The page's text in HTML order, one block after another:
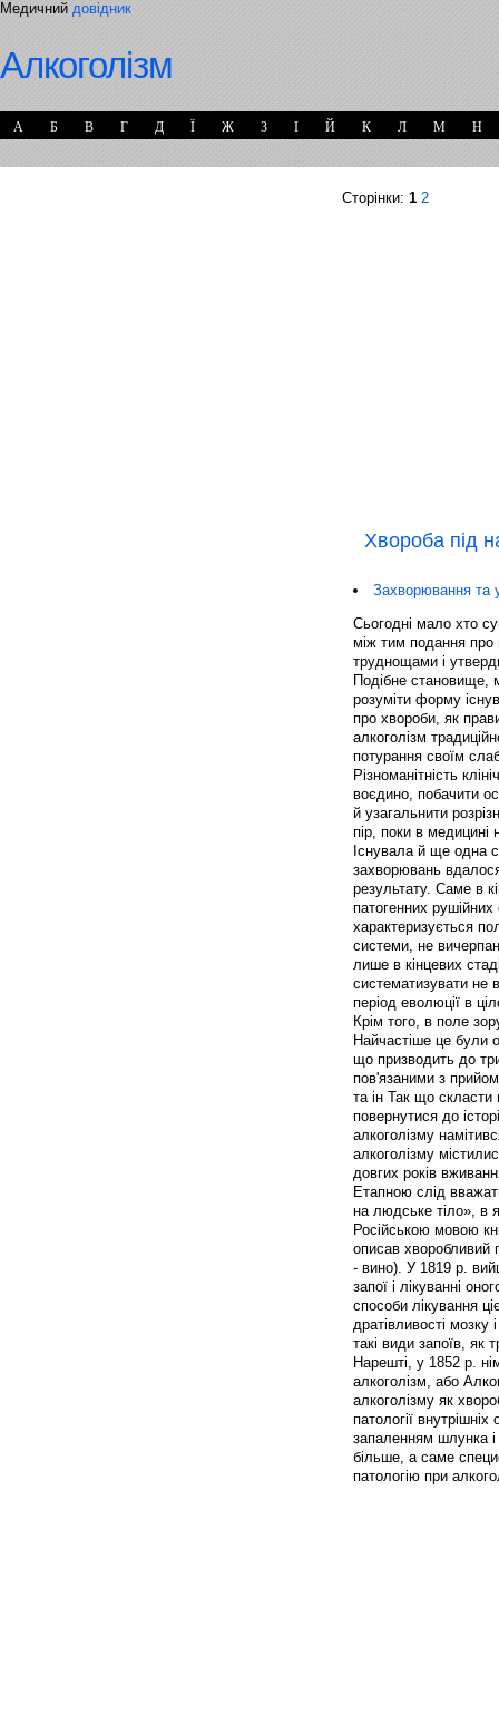
Медичний довідник
Алкоголізм
А Б В Г Д Ї Ж З І Й К Л М Н
Сторінки: 1 2
Хвороба під
Захворювання та
Сьогодні мало хто
між тим подання про
труднощами і
Подібне становище,
розуміти форму
про хвороби, як
алкоголізм
потурання своїм
Різноманітність
воєдино, побачити
й узагальнити
пір, поки в медицині
Існувала й ще одна
захворювань
результату. Саме в
патогенних
характеризується
системи, не
лише в кінцевих
систематизувати не
період еволюції в
Крім того, в поле
Найчастіше це були
що призводить до
пов'язаними з
та ін Так що
повернутися до
алкоголізму
алкоголізму
довгих років
Етапною слід
на людське тіло», в
Російською мовою
описав хворобливий
- вино). У 1819 р.
запої і лікуванні
способи лікування
дратівливості
такі види запоїв,
Нарешті, у 1852 р.
алкоголізм, або
алкоголізму як
патології
запаленням шлунка
більше, а саме
патологію при